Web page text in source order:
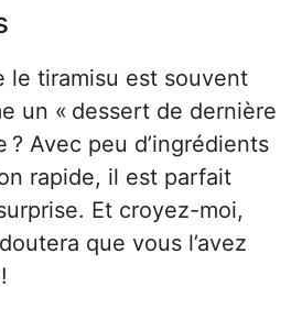
le tiramisu est souvent
un « dessert de dernière
? Avec peu d’ingrédients
rapide, il est parfait
Et croyez-moi,
que vous l’avez